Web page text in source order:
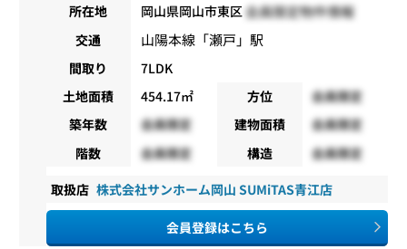
所在地 岡山県岡山市東区会員限定物件情報
交通 山陽本線 「瀬戸 」駅
間取り
7LDK
土地面積
454.17㎡ 方位
会員限定
築年数
会員限定 建物面積
会員限定
階数
会員限定 構造 会員限定
取扱店 株式会社サンホーム岡山 SUMiTAS青江店
会員登録はこちら